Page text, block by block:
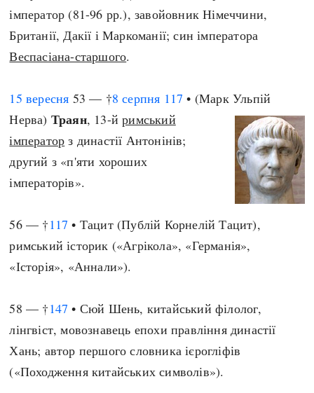
імператор (81-96 рр.), завойовник Німеччини,
Британії, Дакії і Маркоманії; син імператора
Веспасіана-старшого.
15 вересня 53 — †8 серпня 117 • (Марк Ульпій
Нерва) Траян, 13-йримський
імператор з династії Антонінів;
другий з «п'яти хороших
імператорів».
56 — †117 • Тацит (Публій Корнелій Тацит),
римський історик («Агрікола», «Германія»,
«Історія», «Аннали»).
58 — †147 • Сюй Шень, китайський філолог,
лінгвіст, мовознавець епохи правління династії
Хань; автор першого словника ієрогліфів
(«Походження китайських символів»).